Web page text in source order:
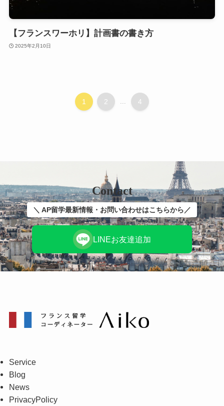
【フランスワーホリ】計画書の書き方
2025年2月10日
1 2 ... 4
Contact
＼ AP留学最新情報・お問い合わせはこちらから／
LINEお友達追加
Service
Blog
News
PrivacyPolicy